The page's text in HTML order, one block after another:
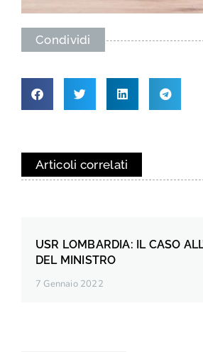
Condividi
Articoli correlati
USR LOMBARDIA: IL CASO
DEL MINISTRO
7 Gennaio 2022